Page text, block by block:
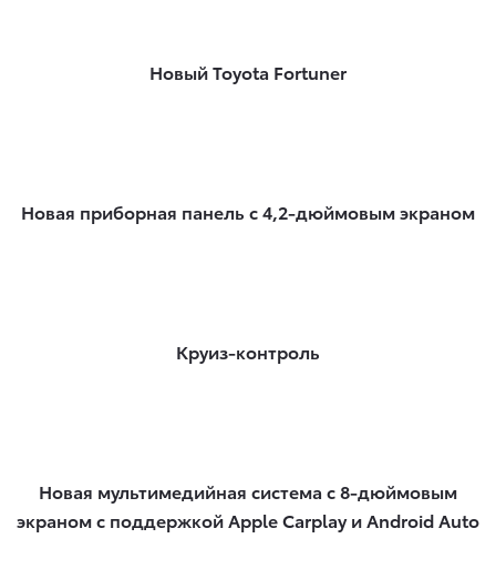
Новый Toyota Fortuner
Новая приборная панель с 4,2-дюймовым экраном​
Круиз-контроль​
Новая мультимедийная система с 8-дюймовым
экраном с поддержкой Apple Carplay и Android Auto​